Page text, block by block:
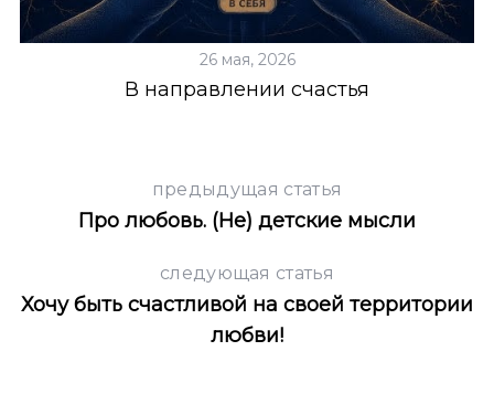
26 мая, 2026
В направлении счастья
предыдущая статья
Про любовь. (Не) детские мысли
следующая статья
Хочу быть счастливой на своей территории
любви!